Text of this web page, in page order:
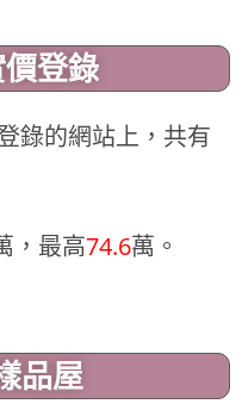
登錄
錄的網站上，共有
，最高74.6萬。
品屋